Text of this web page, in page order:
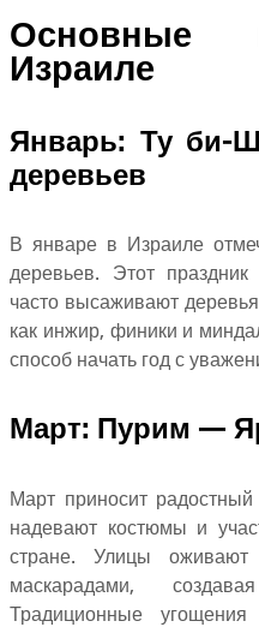
Основные
Израиле
Январь: Ту би-
деревьев
В январе в Израиле
деревьев. Этот
часто высаживают
как инжир, финики и
способ начать год с
Март: Пурим —
Март приносит
надевают костюмы и
стране. Улицы
маскарадами,
Традиционные